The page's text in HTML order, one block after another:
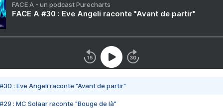
FACE A - un podcast Purecharts
FACE A #30 : Eve Angeli raconte "Avant de partir"
#30 : Eve Angeli raconte "Avant de partir"
#29 : MC Solaar raconte "Bouge de là"